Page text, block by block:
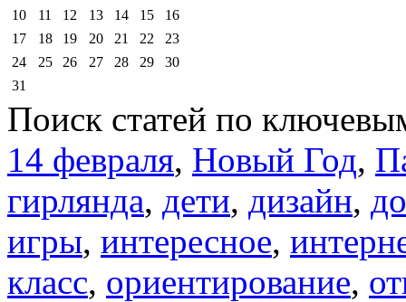
10
11 12 13 14 15
16
17
18 19 20 21 22
23
24
25 26 27 28 29
30
31
Поиск статей по
14 февраля, Новый Год,
гирлянда, дети, дизайн,
игры, интересное,
класс, ориентирование,